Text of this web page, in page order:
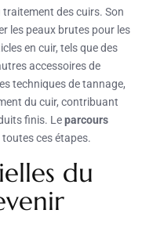
des cuirs. Son
les peaux brutes pour les
en cuir, tels que des
accessoires de
techniques de tannage,
du cuir, contribuant
finis. Leparcours
ces étapes.
du